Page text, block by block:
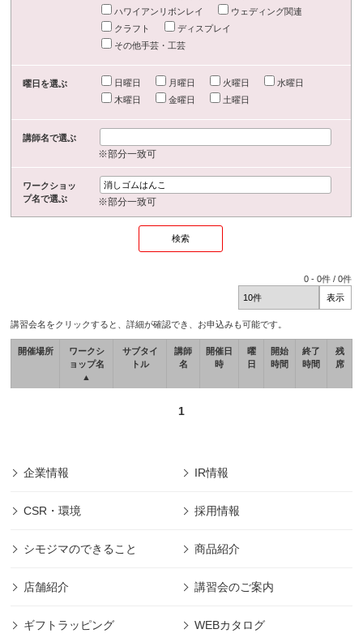
ハワイアンリボンレイ
ウェディング関連
クラフト
ディスプレイ
その他手芸・工芸
曜日を選ぶ 日曜日 月曜日 火曜日
水曜日
木曜日
金曜日 土曜日
講師名で選ぶ
※部分一致可
ワークショッ
プ名で選ぶ
※部分一致可
0 -0件 /0件
講習会名をクリックすると、詳細が確認でき、お申込みも可能です。
開催場所
ワークシ
ョップ名
▲
サブタイ
トル
講師
名
開催日
時
曜
日
開始
時間
終了
時間
残
席
1
企業情報 IR情報
CSR・環境 採用情報
シモジマのできること 商品紹介
店舗紹介 講習会のご案内
ギフトラッピング WEBカタログ